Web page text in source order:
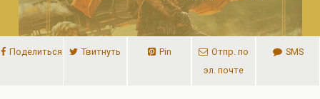
Поделиться Твитнуть Pin
Отпр. по
эл. почте
SMS